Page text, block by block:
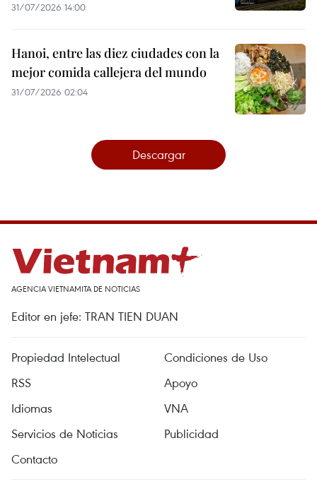
31/07/2026 14:00
Hanoi, entre las diez ciudades con la
mejor comida callejera del mundo
31/07/2026 02:04
Descargar
AGENCIA VIETNAMITA DE NOTICIAS
Editor en jefe: TRAN TIEN DUAN
Propiedad Intelectual
Condiciones de Uso
RSS
Apoyo
Idiomas
VNA
Servicios de Noticias
Publicidad
Contacto